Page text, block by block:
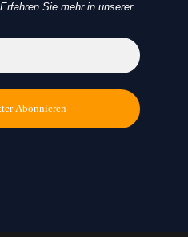
Sie mehr in unserer